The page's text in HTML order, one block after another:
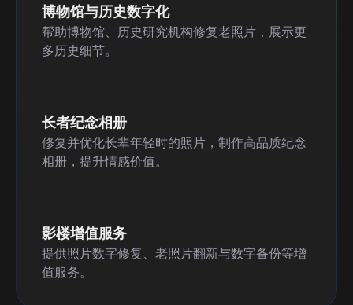
博物馆与历史数字化
帮助博物馆、历史研究机构修复老照片，展示更
多历史细节。
长者纪念相册
修复并优化长辈年轻时的照片，制作高品质纪念
相册，提升情感价值。
影楼增值服务
提供照片数字修复、老照片翻新与数字备份等增
值服务。